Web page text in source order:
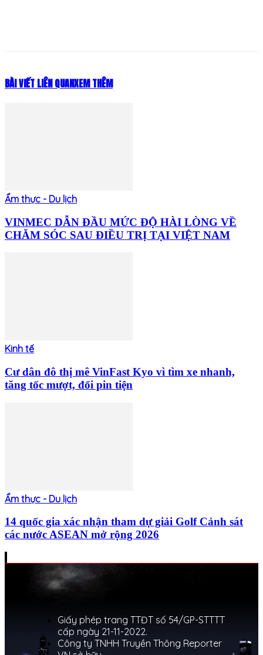
BÀI VIẾT LIÊN QUANXEM THÊM
Ẩm thực - Du lịch
VINMEC DẪN ĐẦU MỨC ĐỘ HÀI LÒNG VỀ
CHĂM SÓC SAU ĐIỀU TRỊ TẠI VIỆT NAM
Kinh tế
Cư dân đô thị mê VinFast Kyo vì tìm xe nhanh,
tăng tốc mượt, đổi pin tiện
Ẩm thực - Du lịch
14 quốc gia xác nhận tham dự giải Golf Cảnh sát
các nước ASEAN mở rộng 2026
Giấy phép trang TTĐT số 54/GP-STTTT
cấp ngày 21-11-2022.
Công ty TNHH Truyền Thông Reporter